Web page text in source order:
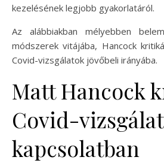
kezelésének legjobb gyakorlatáról.
Az alábbiakban mélyebben
módszerek vitájába, Hancock
Covid-vizsgálatok jövőbeli irányába.
Matt Hancock
Covid-
kapcsolatban